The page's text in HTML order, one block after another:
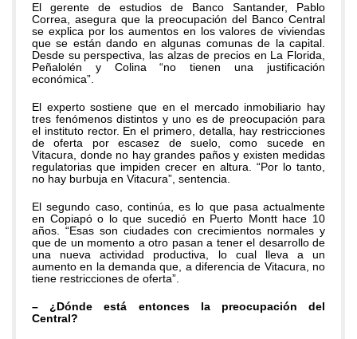
El gerente de estudios de Banco Santander, Pablo
Correa, asegura que la preocupación del Banco Central
se explica por los aumentos en los valores de viviendas
que se están dando en algunas comunas de la capital.
Desde su perspectiva, las alzas de precios en La Florida,
Peñalolén y Colina “no tienen una justificación
económica”.
El experto sostiene que en el mercado inmobiliario hay
tres fenómenos distintos y uno es de preocupación para
el instituto rector. En el primero, detalla, hay restricciones
de oferta por escasez de suelo, como sucede en
Vitacura, donde no hay grandes paños y existen medidas
regulatorias que impiden crecer en altura. “Por lo tanto,
no hay burbuja en Vitacura”, sentencia.
El segundo caso, continúa, es lo que pasa actualmente
en Copiapó o lo que sucedió en Puerto Montt hace 10
años. “Esas son ciudades con crecimientos normales y
que de un momento a otro pasan a tener el desarrollo de
una nueva actividad productiva, lo cual lleva a un
aumento en la demanda que, a diferencia de Vitacura, no
tiene restricciones de oferta”.
– ¿Dónde está entonces la preocupación del
Central?